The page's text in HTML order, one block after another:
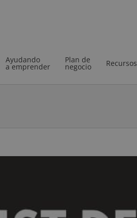
Ayudando
a emprender
Plan de
negocio Recursos